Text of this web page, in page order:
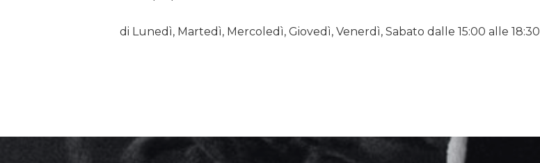
di Lunedì, Martedì, Mercoledì, Giovedì, Venerdì, Sabato dalle 15:00 alle 18:30